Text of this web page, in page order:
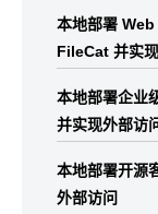
本地部署
FileCat 并实
本地部署企业
并实现外部访
本地部署开源
外部访问